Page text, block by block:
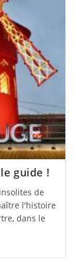
guide !
de
l'histoire
dans le